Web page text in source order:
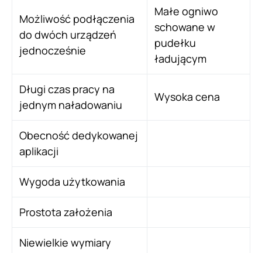
Możliwość podłączenia
do dwóch urządzeń
jednocześnie
Małe ogniwo
schowane w
pudełku
ładującym
Długi czas pracy na
jednym naładowaniu
Wysoka cena
Obecność dedykowanej
aplikacji
Wygoda użytkowania
Prostota założenia
Niewielkie wymiary